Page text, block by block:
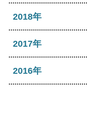
2025年04月
2025年02月
2024年06月
2024年04月
2023年07月
2023年06月
2023年04月
2022年08月
2022年07月
2022年06月
2021年10月
2021年08月
2021年07月
2020年10月
2020年08月
2019年12月
2019年10月
2018年
2018年12月
2018年10月
2017年
2017年12月
2016年